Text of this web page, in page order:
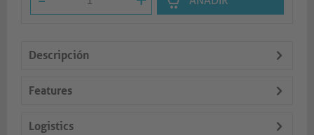
Descripción
Features
Logistics